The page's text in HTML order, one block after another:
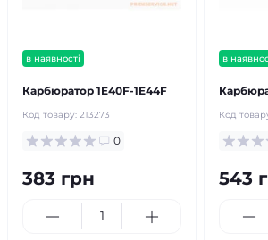
в наявності
Карбюратор 1E40F-1E44F
Код товару: 213273
0
383 грн
в
Код
543